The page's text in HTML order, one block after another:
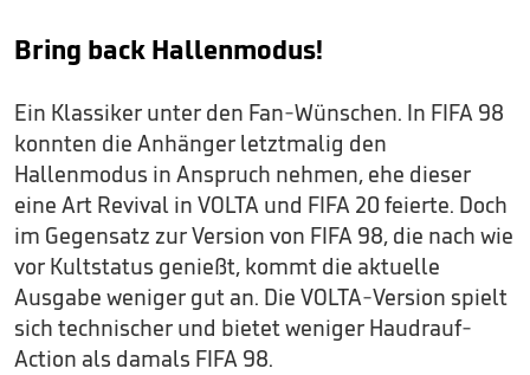
Bring back Hallenmodus!
Ein Klassiker unter den Fan-Wünschen. In FIFA 98
konnten die Anhänger letztmalig den
Hallenmodus in Anspruch nehmen, ehe dieser
eine Art Revival in VOLTA und FIFA 20 feierte. Doch
im Gegensatz zur Version von FIFA 98, die nach wie
vor Kultstatus genießt, kommt die aktuelle
Ausgabe weniger gut an. Die VOLTA-Version spielt
sich technischer und bietet weniger Haudrauf-
Action als damals FIFA 98.